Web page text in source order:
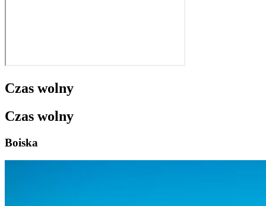
Czas wolny
Czas wolny
Boiska